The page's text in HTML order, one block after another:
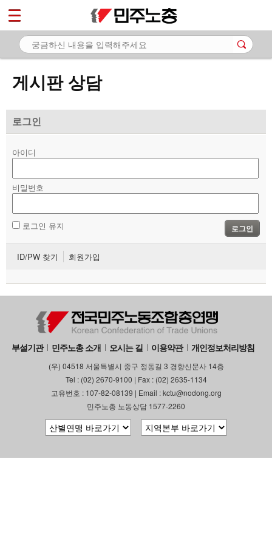
게시판 상담
로그인
아이디
비밀번호
로그인 유지 로그인
ID/PW 찾기 회원가입
부설기관 민주노총 소개 오시는 길 이용약관 개인정보처리방침
(우) 04518 서울특별시 중구 정동길 3 경향신문사 14층
Tel : (02) 2670-9100 | Fax : (02) 2635-1134
고유번호 : 107-82-08139 | Email : kctu@nodong.org
민주노총 노동상담 1577-2260
마이페이지
소개
노동상담
- 게시판 상담
- 바로보기
- 찾아보기
- 전국 노동상담소 안내
자료
부설기관